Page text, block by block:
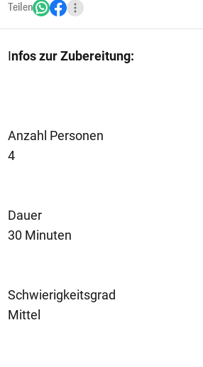
Teilen
Infos zur Zubereitung:
Anzahl Personen
4
Dauer
30 Minuten
Schwierigkeitsgrad
Mittel